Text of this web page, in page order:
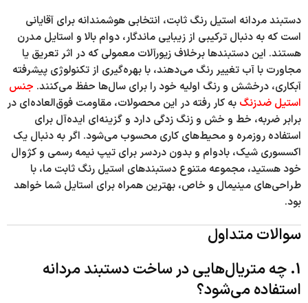
دستبند مردانه استیل رنگ ثابت، انتخابی هوشمندانه برای آقایانی
است که به دنبال ترکیبی از زیبایی ماندگار، دوام بالا و استایل مدرن
هستند. این دستبندها برخلاف زیورآلات معمولی که در اثر تعریق یا
مجاورت با آب تغییر رنگ می‌دهند، با بهره‌گیری از تکنولوژی پیشرفته
آبکاری، درخشش و رنگ اولیه خود را برای سال‌ها حفظ می‌کنند. جنس
استیل ضدزنگ به کار رفته در این محصولات، مقاومت فوق‌العاده‌ای در
برابر ضربه، خط و خش و زنگ زدگی دارد و گزینه‌ای ایده‌آل برای
استفاده روزمره و محیط‌های کاری محسوب می‌شود. اگر به دنبال یک
اکسسوری شیک، بادوام و بدون دردسر برای تیپ نیمه رسمی و کژوال
خود هستید، مجموعه متنوع دستبندهای استیل رنگ ثابت ما، با
طراحی‌های مینیمال و خاص، بهترین همراه برای استایل شما خواهد
بود.
سوالات متداول
1. چه متریال‌هایی در ساخت دستبند مردانه
استفاده می‌شود؟